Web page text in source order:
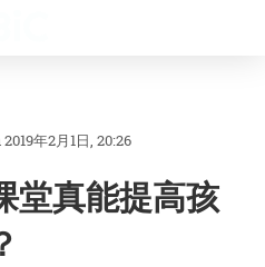
2019年2月1日, 20:26
堂真能提高孩